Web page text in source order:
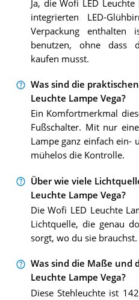
Ja, die Wofi LED
integrierten LED-
Verpackung
benutzen, ohne dass
kaufen musst.
Was sind die
Leuchte Lampe Vega?
Ein Komfortmerkmal
Fußschalter. Mit nur
Lampe ganz einfach ein-
mühelos die Kontrolle.
Über wie viele
Leuchte Lampe Vega?
Die Wofi LED Leuchte
Lichtquelle, die genau
sorgt, wo du sie brauchst.
Was sind die Maße und
Leuchte Lampe Vega?
Diese Stehleuchte ist